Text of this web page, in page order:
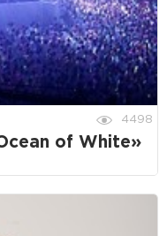
4498
of White»